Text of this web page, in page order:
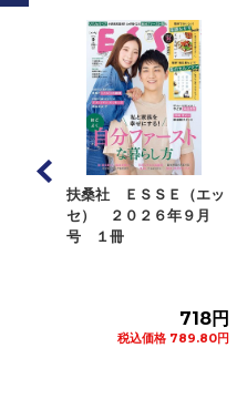
アシェット・コレクショ
ンズ・ジャパン くまの
プーさん楽しい...
272円
税込価格 299.20円